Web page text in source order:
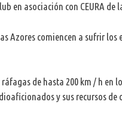
en asociación con CEURA
Azores comiencen a sufrir
de hasta 200 km / h
y sus recursos de